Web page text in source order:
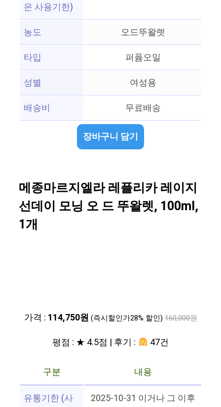
은 사용기한)
농도
오드뚜왈렛
타입
퍼퓸오일
성별
여성용
배송비
무료배송
장바구니 담기
메종마르지엘라 레플리카 레이지
선데이 모닝 오 드 뚜왈렛, 100ml,
1개
가격 : 114,750원 (즉시할인가28% 할인) 160,000원
평점 : ★ 4.5점 | 후기 : 47건
구분
내용
유통기한 (사
2025-10-31 이거나 그 이후